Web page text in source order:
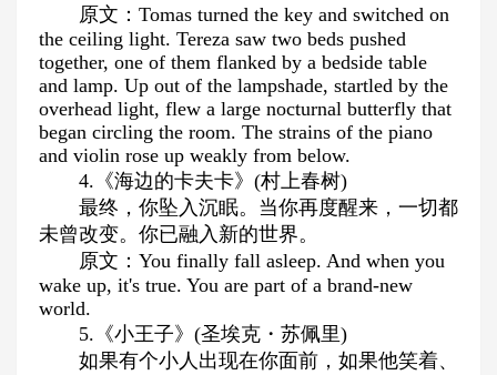
原文：Tomas turned the key and switched on
the ceiling light. Tereza saw two beds pushed
together, one of them flanked by a bedside table
and lamp. Up out of the lampshade, startled by the
overhead light, flew a large nocturnal butterfly that
began circling the room. The strains of the piano
and violin rose up weakly from below.
4.《海边的卡夫卡》(村上春树)
最终，你坠入沉眠。当你再度醒来，一切都
未曾改变。你已融入新的世界。
原文：You finally fall asleep. And when you
wake up, it's true. You are part of a brand-new
world.
5.《小王子》(圣埃克・苏佩里)
如果有个小人出现在你面前，如果他笑着、